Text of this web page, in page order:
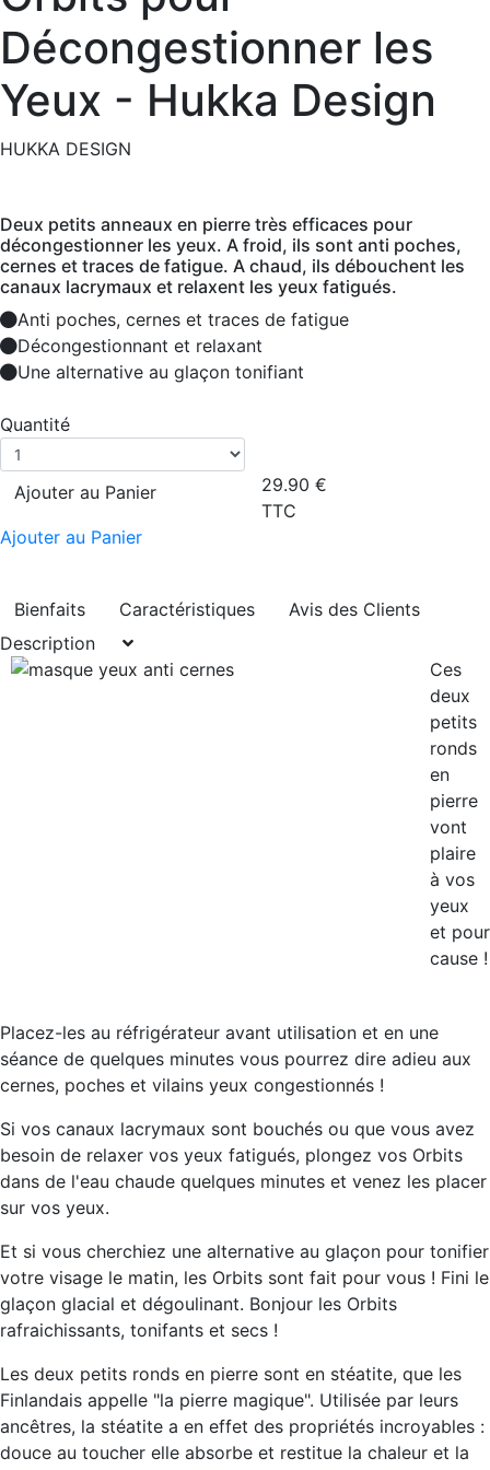
Décongestionner les
Yeux - Hukka Design
HUKKA DESIGN
Deux petits anneaux en pierre très efficaces pour
décongestionner les yeux. A froid, ils sont anti poches,
cernes et traces de fatigue. A chaud, ils débouchent les
canaux lacrymaux et relaxent les yeux fatigués.
Anti poches, cernes et traces de fatigue
Décongestionnant et relaxant
Une alternative au glaçon tonifiant
Quantité
Ajouter au Panier
Ajouter au Panier
29.90 €
TTC
Bienfaits Caractéristiques
Avis des Clients
Description
Ces
deux
petits
ronds
en
pierre
vont
plaire
à vos
yeux
et pour
cause !
Placez-les au réfrigérateur avant utilisation et en une
séance de quelques minutes vous pourrez dire adieu aux
cernes, poches et vilains yeux congestionnés !
Si vos canaux lacrymaux sont bouchés ou que vous avez
besoin de relaxer vos yeux fatigués, plongez vos Orbits
dans de l'eau chaude quelques minutes et venez les placer
sur vos yeux.
Et si vous cherchiez une alternative au glaçon pour tonifier
votre visage le matin, les Orbits sont fait pour vous ! Fini le
glaçon glacial et dégoulinant. Bonjour les Orbits
rafraichissants, tonifants et secs !
Les deux petits ronds en pierre sont en stéatite, que les
Finlandais appelle "la pierre magique". Utilisée par leurs
ancêtres, la stéatite a en effet des propriétés incroyables :
douce au toucher elle absorbe et restitue la chaleur et la